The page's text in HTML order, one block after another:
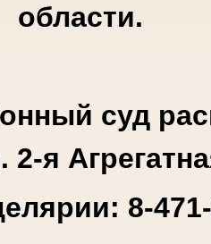
области.
суд
2-я
8-